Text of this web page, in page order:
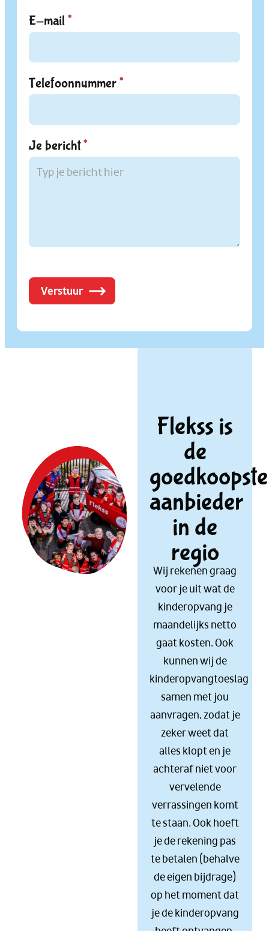
E-mail*
Telefoonnummer*
Je bericht*
Verstuur
Flekss is
de
goedkoopste
aanbieder
in de
regio
Wij rekenen graag
voor je uit wat de
kinderopvang je
maandelijks netto
gaat kosten. Ook
kunnen wij de
kinderopvangtoeslag
samen met jou
aanvragen, zodat je
zeker weet dat
alles klopt en je
achteraf niet voor
vervelende
verrassingen komt
te staan. Ook hoeft
je de rekening pas
te betalen (behalve
de eigen bijdrage)
op het moment dat
je de kinderopvang